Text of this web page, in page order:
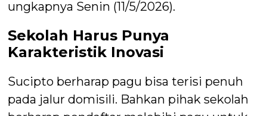
ungkapnya Senin (11/5/2026).
Sekolah Harus Punya
Karakteristik Inovasi
Sucipto berharap pagu bisa terisi penuh
pada jalur domisili. Bahkan pihak sekolah